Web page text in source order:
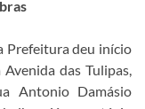
Prefeitura deu início
das Tulipas,
Antonio Damásio